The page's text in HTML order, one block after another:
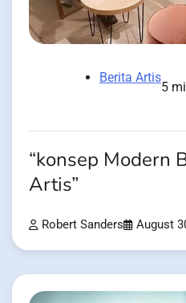
Berita Artis
5
“konsep Modern
Artis”
Robert Sanders August